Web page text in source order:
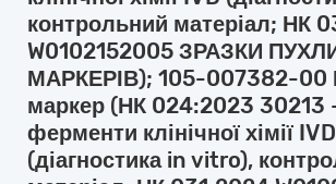
контрольний матеріал; НК
W0102152005 ЗРАЗКИ
МАРКЕРІВ); 105-007382-00
маркер (НК 024:2023 30213
ферменти клінічної хімії IVD
(діагностика in vitro),